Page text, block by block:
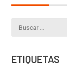
ETIQUETAS